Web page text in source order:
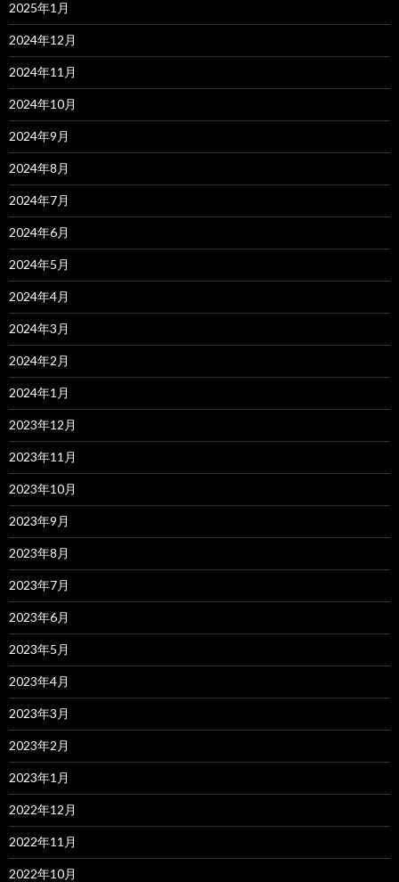
2025年1月
2024年12月
2024年11月
2024年10月
2024年9月
2024年8月
2024年7月
2024年6月
2024年5月
2024年4月
2024年3月
2024年2月
2024年1月
2023年12月
2023年11月
2023年10月
2023年9月
2023年8月
2023年7月
2023年6月
2023年5月
2023年4月
2023年3月
2023年2月
2023年1月
2022年12月
2022年11月
2022年10月